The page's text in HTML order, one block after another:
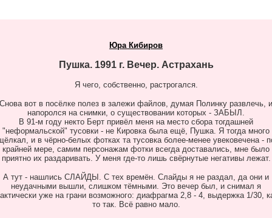
Юра Кибиров
Пушка. 1991 г. Вечер. Астрахань
Я чего, собственно, растрогался.
Снова вот в посёлке полез в залежи файлов, думая Полинку развлечь, и
напоролся на снимки, о существовании которых - ЗАБЫЛ.
В 91-м году некто Берт привёл меня на место сбора тогдашней
"неформальской" тусовки - не Кировка была ещё, Пушка. Я тогда много
и в чёрно-белых фотках та тусовка более-менее увековечена -
крайней мере, самим персонажам фотки всегда доставались, мне было
приятно их раздаривать. У меня где-то лишь свёрнутые негативы лежат.
А тут - нашлись СЛАЙДЫ. С тех времён. Слайды я не раздал, да они и
неудачными вышли, слишком тёмными. Это вечер был, и снимал я
уже на грани возможного: диафрагма 2,8 - 4, выдержка 1/30,
то так. Всё равно мало.